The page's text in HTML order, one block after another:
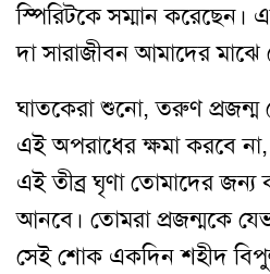
স্পিরিটকে সম্মান করেছেন।
দা সারাজীবন আমাদের মাঝে
ঘাতকেরা শুনো, তরুণ
এই অপরাধের ক্ষমা করবে
এই তীব্র ঘৃণা তোমাদের
আনবে। তোমরা প্রজন্মকে
সেই শোক একদিন শহীদ